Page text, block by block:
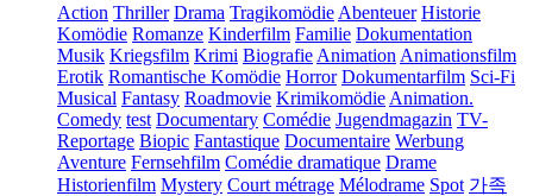
Action Thriller Drama Tragikomödie Abenteuer Historie
Komödie Romanze Kinderfilm Familie Dokumentation
Musik Kriegsfilm Krimi Biografie Animation Animationsfilm
Erotik Romantische Komödie Horror Dokumentarfilm Sci-Fi
Musical Fantasy Roadmovie Krimikomödie Animation.
Comedy test Documentary Comédie Jugendmagazin TV-
Reportage Biopic Fantastique Documentaire Werbung
Aventure Fernsehfilm Comédie dramatique Drame
Historienfilm Mystery Court métrage Mélodrame Spot 가족